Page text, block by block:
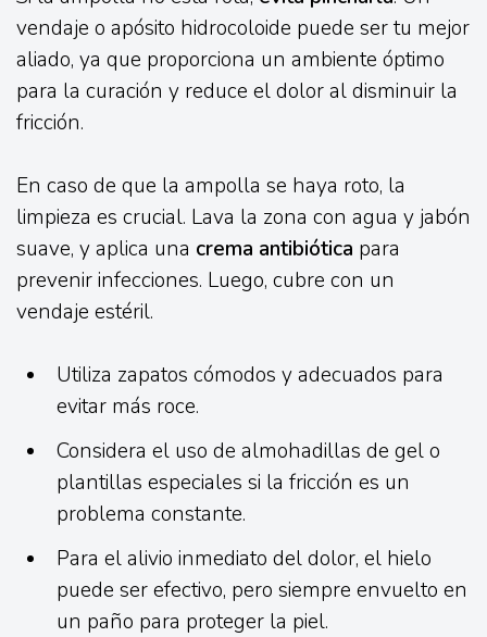
vendaje o apósito hidrocoloide puede ser tu mejor
aliado, ya que proporciona un ambiente óptimo
para la curación y reduce el dolor al disminuir la
fricción.
En caso de que la ampolla se haya roto, la
limpieza es crucial. Lava la zona con agua y jabón
suave, y aplica una crema antibiótica para
prevenir infecciones. Luego, cubre con un
vendaje estéril.
Utiliza zapatos cómodos y adecuados para
evitar más roce.
Considera el uso de almohadillas de gel o
plantillas especiales si la fricción es un
problema constante.
Para el alivio inmediato del dolor, el hielo
puede ser efectivo, pero siempre envuelto en
un paño para proteger la piel.